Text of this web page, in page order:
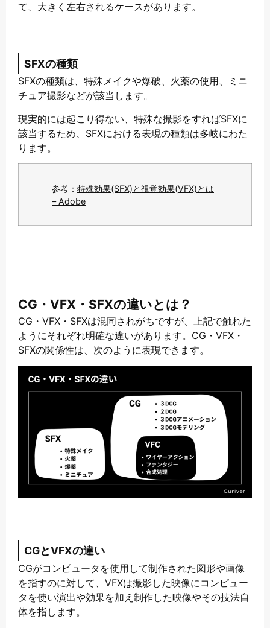
て、大きく左右されるケースがあります。
SFXの種類
SFXの種類は、特殊メイクや爆破、火薬の使用、ミニ
チュア撮影などが該当します。
現実的には起こり得ない、特殊な撮影をすればSFXに
該当するため、SFXにおける表現の種類は多岐にわた
ります。
参考： 特殊効果(SFX)と視覚効果(VFX)とは
– Adobe
CG・VFX・SFXの違いとは？
CG・VFX・SFXは混同されがちですが、上記で触れた
ようにそれぞれ明確な違いがあります。CG・VFX・
SFXの関係性は、次のように表現できます。
CGとVFXの違い
CGがコンピュータを使用して制作された図形や画像
を指すのに対して、VFXは撮影した映像にコンピュー
タを使い演出や効果を加え制作した映像やその技法自
体を指します。